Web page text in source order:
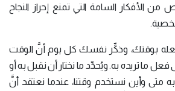
من الأفكار السامة التي تمنع إحراز النجاح
تفعله بوقتك، وذكِّر نفسك كل يوم أنَّ الوقت
ما تريده به. ويُحدِّد ما نختار أن نقبل به أو
متى وأين نستخدم وقتنا، عندما نعتقد أنَّ